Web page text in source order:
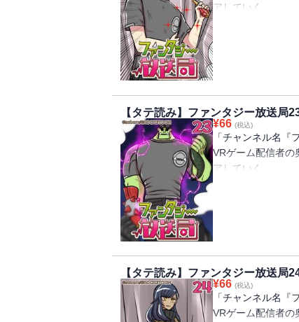
アしていく。
そこへ突然、女神
ルフの女の子と出
仲間が増えたり、
果たして無事異世
【タテ読み】ファンタジー放送局
¥66 (税込)
「チャンネル名『
VRゲーム配信者の
アしていく。
そこへ突然、女神
仲間が増えたり、
果たして無事異世
【タテ読み】ファンタジー放送局
¥66 (税込)
「チャンネル名『
VRゲーム配信者の